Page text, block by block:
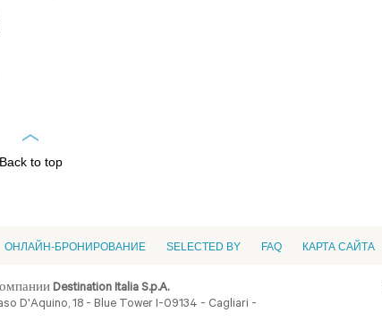
Back to top
ОНЛАЙН-БРОНИРОВАНИЕ SELECTED BY FAQ КАРТА САЙТА
Destination Italia S.p.A.
D'Aquino, 18 - Blue Tower I-09134 - Cagliari -